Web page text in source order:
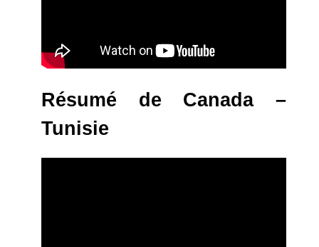
Résumé de Canada –
Tunisie